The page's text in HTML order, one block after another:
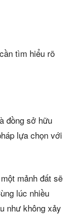
tìm hiểu rõ
đồng sở hữu
lựa chọn với
mảnh đất sẽ
lúc nhiều
như không xảy